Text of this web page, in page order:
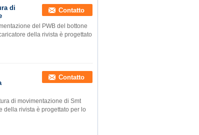
di
Contatto
del PWB del bottone
della rivista è progettato
Contatto
di movimentazione di Smt
della rivista è progettato per lo